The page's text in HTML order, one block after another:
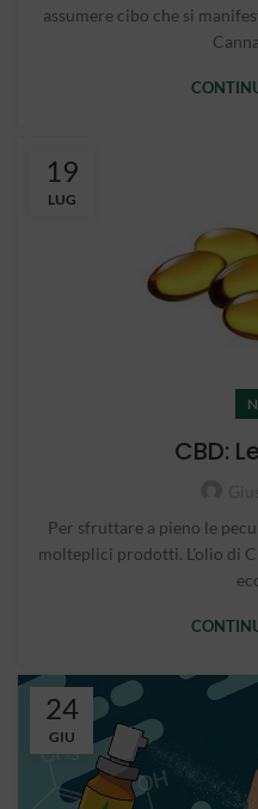
assumere cibo che si
19
LUG
CBD:
Per sfruttare a pieno le
molteplici prodotti. L'olio di
24
GIU